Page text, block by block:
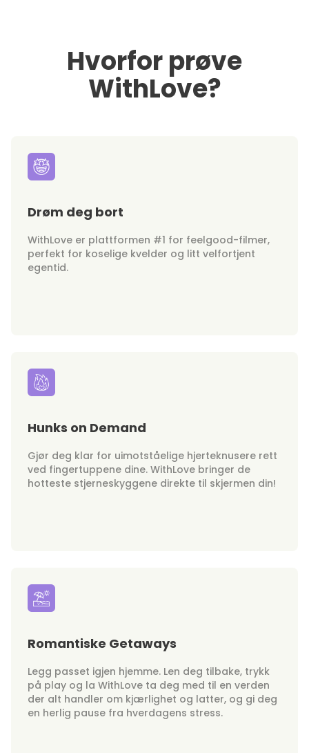
Hvorfor prøve
WithLove?
Drøm deg bort
WithLove er plattformen #1 for feelgood-filmer,
perfekt for koselige kvelder og litt velfortjent
egentid.
Hunks on Demand
Gjør deg klar for uimotståelige hjerteknusere rett
ved fingertuppene dine. WithLove bringer de
hotteste stjerneskyggene direkte til skjermen din!
Romantiske Getaways
Legg passet igjen hjemme. Len deg tilbake, trykk
på play og la WithLove ta deg med til en verden
der alt handler om kjærlighet og latter, og gi deg
en herlig pause fra hverdagens stress.